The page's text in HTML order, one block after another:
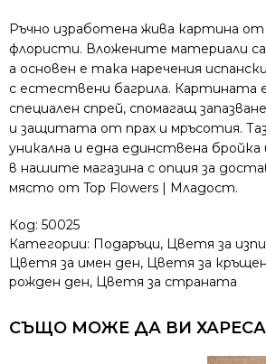
Ръчно изработена жива картина
флористи. Вложените материали
а основен е така наречения
с естествени багрила. Картината
специален спрей, спомагащ
и защитата от прах и мръсотия.
уникална и една единствена бройка
в нашите магазина с опция за
място от Top Flowers | Младост.
Код: 50025
Категории: Подаръци, Цветя за
Цветя за имен ден, Цветя за
рожден ден, Цветя за страната
СЪЩО МОЖЕ ДА ВИ ХАРЕСА